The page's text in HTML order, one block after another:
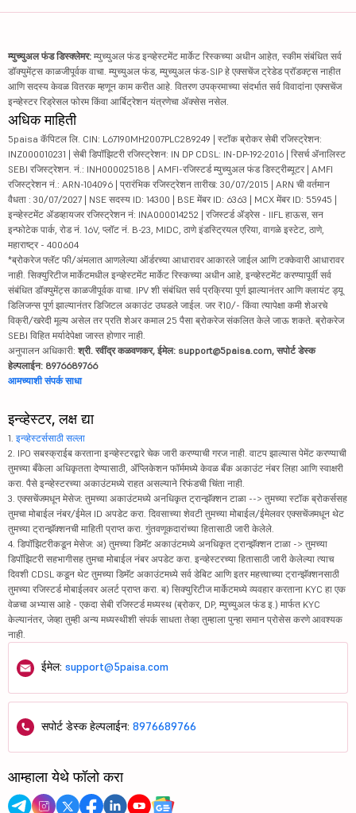
म्युच्युअल फंड डिस्क्लेमर: म्युच्युअल फंड इन्व्हेस्टमेंट मार्केट रिस्कच्या अधीन आहेत, स्कीम संबंधित सर्व
डॉक्युमेंट्स काळजीपूर्वक वाचा. म्युच्युअल फंड, म्युच्युअल फंड-SIP हे एक्सचेंज ट्रेडेड प्रॉडक्ट्स नाहीत
आणि सदस्य केवळ वितरक म्हणून काम करीत आहे. वितरण उपक्रमाच्या संदर्भात सर्व विवादांना एक्सचेंज
इन्व्हेस्टर रिड्रेसल फोरम किंवा आर्बिट्रेशन यंत्रणेचा ॲक्सेस नसेल.
अधिक माहिती
5paisa कॅपिटल लि. CIN: L67190MH2007PLC289249 | स्टॉक ब्रोकर सेबी रजिस्ट्रेशन:
INZ000010231 | सेबी डिपॉझिटरी रजिस्ट्रेशन: IN DP CDSL: IN-DP-192-2016 | रिसर्च ॲनालिस्ट
SEBI रजिस्ट्रेशन. नं.: INH000025188 | AMFI-रजिस्टर्ड म्युच्युअल फंड डिस्ट्रीब्यूटर | AMFI
रजिस्ट्रेशन नं.: ARN-104096 | प्रारंभिक रजिस्ट्रेशन तारीख: 30/07/2015 | ARN ची वर्तमान
वैधता : 30/07/2027 | NSE सदस्य ID: 14300 | BSE मेंबर ID: 6363 | MCX मेंबर ID: 55945 |
इन्व्हेस्टमेंट ॲडव्हायजर रजिस्ट्रेशन नं: INA000014252 | रजिस्टर्ड ॲड्रेस - IIFL हाऊस, सन
इन्फोटेक पार्क, रोड नं. 16V, प्लॉट नं. B-23, MIDC, ठाणे इंडस्ट्रियल एरिया, वागळे इस्टेट, ठाणे,
महाराष्ट्र - 400604
*ब्रोकरेज फ्लॅट फी/अंमलात आणलेल्या ऑर्डरच्या आधारावर आकारले जाईल आणि टक्केवारी आधारावर
नाही. सिक्युरिटीज मार्केटमधील इन्व्हेस्टमेंट मार्केट रिस्कच्या अधीन आहे, इन्व्हेस्टमेंट करण्यापूर्वी सर्व
संबंधित डॉक्युमेंट्स काळजीपूर्वक वाचा. IPV शी संबंधित सर्व प्रक्रिया पूर्ण झाल्यानंतर आणि क्लायंट ड्यू
डिलिजन्स पूर्ण झाल्यानंतर डिजिटल अकाउंट उघडले जाईल. जर ₹10/- किंवा त्यापेक्षा कमी शेअरचे
विक्री/खरेदी मूल्य असेल तर प्रति शेअर कमाल 25 पैसा ब्रोकरेज संकलित केले जाऊ शकते. ब्रोकरेज
SEBI विहित मर्यादेपेक्षा जास्त होणार नाही.
अनुपालन अधिकारी: श्री. रवींद्र कळवणकर, ईमेल: support@5paisa.com, सपोर्ट डेस्क
हेल्पलाईन: 8976689766
आमच्याशी संपर्क साधा
इन्व्हेस्टर, लक्ष द्या
1. इन्व्हेस्टर्ससाठी सल्ला
2. IPO सबस्क्राईब करताना इन्व्हेस्टरद्वारे चेक जारी करण्याची गरज नाही. वाटप झाल्यास पेमेंट करण्याची
तुमच्या बँकेला अधिकृतता देण्यासाठी, ॲप्लिकेशन फॉर्ममध्ये केवळ बँक अकाउंट नंबर लिहा आणि स्वाक्षरी
करा. पैसे इन्व्हेस्टरच्या अकाउंटमध्ये राहत असल्याने रिफंडची चिंता नाही.
3. एक्सचेंजमधून मेसेज: तुमच्या अकाउंटमध्ये अनधिकृत ट्रान्झॅक्शन टाळा --> तुमच्या स्टॉक ब्रोकर्ससह
तुमचा मोबाईल नंबर/ईमेल ID अपडेट करा. दिवसाच्या शेवटी तुमच्या मोबाईल/ईमेलवर एक्सचेंजमधून थेट
तुमच्या ट्रान्झॅक्शनची माहिती प्राप्त करा. गुंतवणूकदारांच्या हितासाठी जारी केलेले.
4. डिपॉझिटरीकडून मेसेज: अ) तुमच्या डिमॅट अकाउंटमध्ये अनधिकृत ट्रान्झॅक्शन टाळा -> तुमच्या
डिपॉझिटरी सहभागीसह तुमचा मोबाईल नंबर अपडेट करा. इन्व्हेस्टरच्या हितासाठी जारी केलेल्या त्याच
दिवशी CDSL कडून थेट तुमच्या डिमॅट अकाउंटमध्ये सर्व डेबिट आणि इतर महत्त्वाच्या ट्रान्झॅक्शनसाठी
तुमच्या रजिस्टर्ड मोबाईलवर अलर्ट प्राप्त करा. ब) सिक्युरिटीज मार्केटमध्ये व्यवहार करताना KYC हा एक
वेळचा अभ्यास आहे - एकदा सेबी रजिस्टर्ड मध्यस्थ (ब्रोकर, DP, म्युच्युअल फंड इ.) मार्फत KYC
केल्यानंतर, जेव्हा तुम्ही अन्य मध्यस्थीशी संपर्क साधता तेव्हा तुम्हाला पुन्हा समान प्रोसेस करणे आवश्यक
नाही.
ईमेल: support@5paisa.com
सपोर्ट डेस्क हेल्पलाईन: 8976689766
आम्हाला येथे फॉलो करा